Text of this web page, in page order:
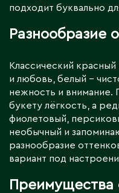
подходит буквально
Разнообразие
Классический
и любовь, белый –
нежность и внимание.
букету лёгкость, а
фиолетовый,
необычный и
разнообразие
вариант под
Преимущества